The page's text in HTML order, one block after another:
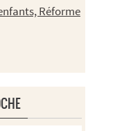
Réforme